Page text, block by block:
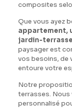
composites
Que vous ayez
appartement,
jardin-terrasse
paysager est
vos besoins, de
entoure votre
Notre
terrasses.
personnalisé